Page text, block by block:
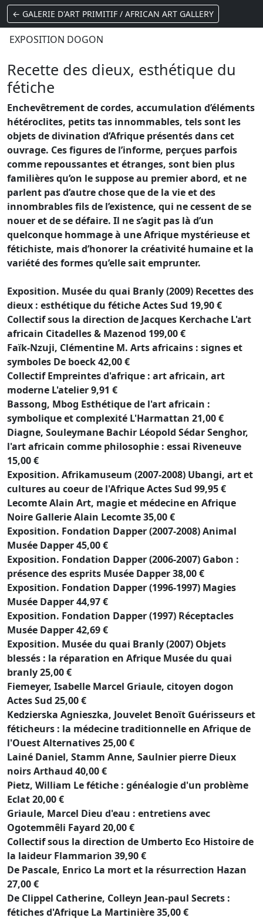
← GALERIE D'ART PRIMITIF / AFRICAN ART GALLERY
EXPOSITION DOGON
Recette des dieux, esthétique du
fétiche
Enchevêtrement de cordes, accumulation d’éléments
hétéroclites, petits tas innommables, tels sont les
objets de divination d’Afrique présentés dans cet
ouvrage. Ces figures de l’informe, perçues parfois
comme repoussantes et étranges, sont bien plus
familières qu’on le suppose au premier abord, et ne
parlent pas d’autre chose que de la vie et des
innombrables fils de l’existence, qui ne cessent de se
nouer et de se défaire. Il ne s’agit pas là d’un
quelconque hommage à une Afrique mystérieuse et
fétichiste, mais d’honorer la créativité humaine et la
variété des formes qu’elle sait emprunter.
Exposition. Musée du quai Branly (2009) Recettes des
dieux : esthétique du fétiche Actes Sud 19,90 €
Collectif sous la direction de Jacques Kerchache L'art
africain Citadelles & Mazenod 199,00 €
Faïk-Nzuji, Clémentine M. Arts africains : signes et
symboles De boeck 42,00 €
Collectif Empreintes d'afrique : art africain, art
moderne L'atelier 9,91 €
Bassong, Mbog Esthétique de l'art africain :
symbolique et complexité L'Harmattan 21,00 €
Diagne, Souleymane Bachir Léopold Sédar Senghor,
l'art africain comme philosophie : essai Riveneuve
15,00 €
Exposition. Afrikamuseum (2007-2008) Ubangi, art et
cultures au coeur de l'Afrique Actes Sud 99,95 €
Lecomte Alain Art, magie et médecine en Afrique
Noire Gallerie Alain Lecomte 35,00 €
Exposition. Fondation Dapper (2007-2008) Animal
Musée Dapper 45,00 €
Exposition. Fondation Dapper (2006-2007) Gabon :
présence des esprits Musée Dapper 38,00 €
Exposition. Fondation Dapper (1996-1997) Magies
Musée Dapper 44,97 €
Exposition. Fondation Dapper (1997) Réceptacles
Musée Dapper 42,69 €
Exposition. Musée du quai Branly (2007) Objets
blessés : la réparation en Afrique Musée du quai
branly 25,00 €
Fiemeyer, Isabelle Marcel Griaule, citoyen dogon
Actes Sud 25,00 €
Kedzierska Agnieszka, Jouvelet Benoït Guérisseurs et
féticheurs : la médecine traditionnelle en Afrique de
l'Ouest Alternatives 25,00 €
Lainé Daniel, Stamm Anne, Saulnier pierre Dieux
noirs Arthaud 40,00 €
Pietz, William Le fétiche : généalogie d'un problème
Eclat 20,00 €
Griaule, Marcel Dieu d'eau : entretiens avec
Ogotemmêli Fayard 20,00 €
Collectif sous la direction de Umberto Eco Histoire de
la laideur Flammarion 39,90 €
De Pascale, Enrico La mort et la résurrection Hazan
27,00 €
De Clippel Catherine, Colleyn Jean-paul Secrets :
fétiches d'Afrique La Martinière 35,00 €